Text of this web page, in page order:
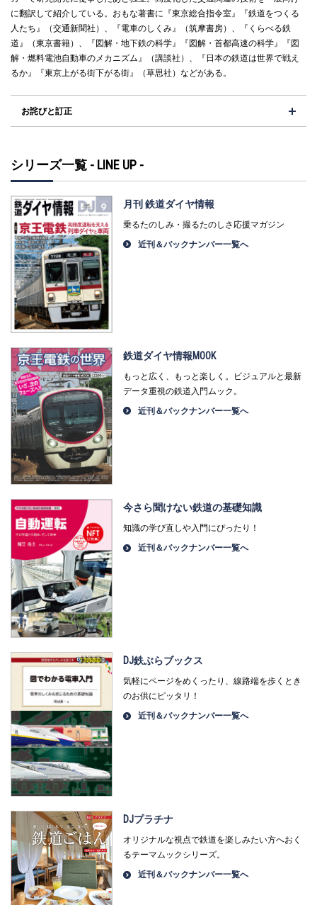
に翻訳して紹介している。おもな著書に『東京総合指令室』『鉄道をつくる
人たち』（交通新聞社）、『電車のしくみ』（筑摩書房）、『くらべる鉄
道』（東京書籍）、『図解・地下鉄の科学』『図解・首都高速の科学』『図
解・燃料電池自動車のメカニズム』（講談社）、『日本の鉄道は世界で戦え
るか』『東京上がる街下がる街』（草思社）などがある。
お詫びと訂正
シリーズ一覧 - LINE UP -
月刊 鉄道ダイヤ情報
乗るたのしみ・撮るたのしさ応援マガジン
近刊＆バックナンバー一覧へ
鉄道ダイヤ情報MOOK
もっと広く、もっと楽しく。ビジュアルと最新
データ重視の鉄道入門ムック。
近刊＆バックナンバー一覧へ
今さら聞けない鉄道の基礎知識
知識の学び直しや入門にぴったり！
近刊＆バックナンバー一覧へ
DJ鉄ぶらブックス
気軽にページをめくったり、線路端を歩くとき
のお供にピッタリ！
近刊＆バックナンバー一覧へ
DJプラチナ
オリジナルな視点で鉄道を楽しみたい方へおく
るテーマムックシリーズ。
近刊＆バックナンバー一覧へ